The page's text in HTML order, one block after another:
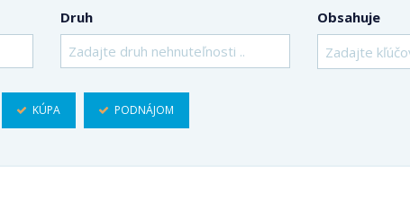
Druh
Zadajte druh nehnuteľnosti ..
Obsahuje
KÚPA PODNÁJOM